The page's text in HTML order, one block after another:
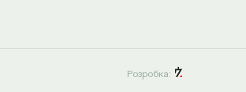
Розробка: